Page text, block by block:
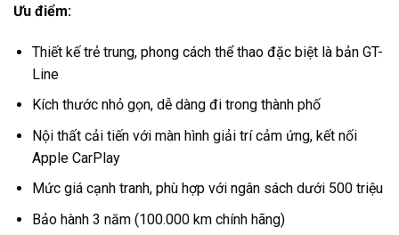
Ưu điểm:
Thiết kế trẻ trung, phong cách thể thao đặc biệt là bản GT-
Line
Kích thước nhỏ gọn, dễ dàng đi trong thành phố
Nội thất cải tiến với màn hình giải trí cảm ứng, kết nối
Apple CarPlay
Mức giá cạnh tranh, phù hợp với ngân sách dưới 500 triệu
Bảo hành 3 năm (100.000 km chính hãng)